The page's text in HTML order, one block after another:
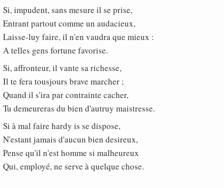
Si, impudent, sans mesure il se prise,
Entrant partout comme un audacieux,
Laisse-luy faire, il n'en vaudra que mieux :
A telles gens fortune favorise.
Si, affronteur, il vante sa richesse,
Il te fera tousjours brave marcher ;
Quand il s'ira par contrainte cacher,
Tu demeureras du bien d'autruy maistresse.
Si à mal faire hardy is se dispose,
N'estant jamais d'aucun bien desireux,
Pense qu'il n'est homme si malheureux
Qui, employé, ne serve à quelque chose.